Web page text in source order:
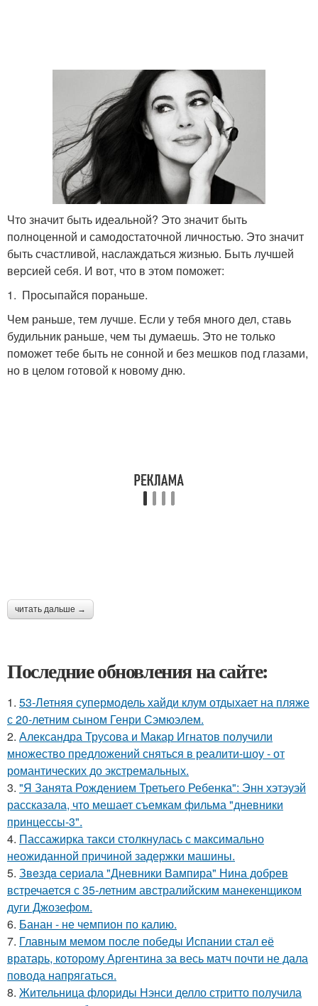
Что значит быть идеальной? Это значит быть
полноценной и самодостаточной личностью. Это значит
быть счастливой, наслаждаться жизнью. Быть лучшей
версией себя. И вот, что в этом поможет:
1. Просыпайся пораньше.
Чем раньше, тем лучше. Если у тебя много дел, ставь
будильник раньше, чем ты думаешь. Это не только
поможет тебе быть не сонной и без мешков под глазами,
но в целом готовой к новому дню.
читать дальше →
Последние обновления на сайте:
1. 53-Летняя супермодель хайди клум отдыхает на пляже
с 20-летним сыном Генри Сэмюэлем.
2. Александра Трусова и Макар Игнатов получили
множество предложений сняться в реалити-шоу - от
романтических до экстремальных.
3. "Я Занята Рождением Третьего Ребенка": Энн хэтэуэй
рассказала, что мешает съемкам фильма "дневники
принцессы-3".
4. Пассажирка такси столкнулась с максимально
неожиданной причиной задержки машины.
5. Звeздa сериала "Дневники Вампира" Нина добрев
встречается с 35-летним австралийским манекенщиком
дуги Джозефом.
6. Банан - не чемпион по калию.
7. Главным мемом после победы Испании стал её
вратарь, которому Аргентина за весь матч почти не дала
повода напрягаться.
8. Жительница флориды Нэнси делло стритто получила